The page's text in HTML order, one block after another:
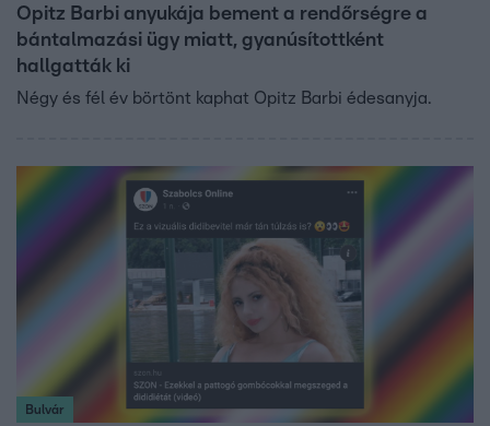
Opitz Barbi anyukája bement a rendőrségre a
bántalmazási ügy miatt, gyanúsítottként
hallgatták ki
Négy és fél év börtönt kaphat Opitz Barbi édesanyja.
Bulvár